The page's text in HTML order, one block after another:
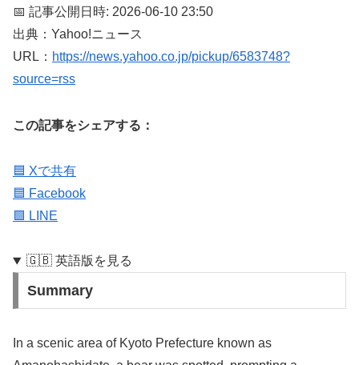
📅 記事公開日時: 2026-06-10 23:50
出典：Yahoo!ニュース
URL： https://news.yahoo.co.jp/pickup/6583748?
source=rss
この記事をシェアする：
🟦 Xで共有
🟦 Facebook
🟩 LINE
🇬🇧 英語版を見る
Summary
In a scenic area of Kyoto Prefecture known as